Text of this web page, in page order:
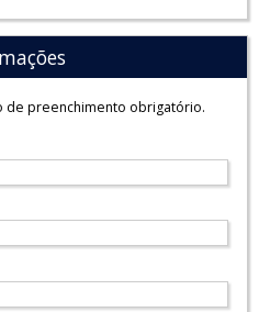
de preenchimento obrigatório.